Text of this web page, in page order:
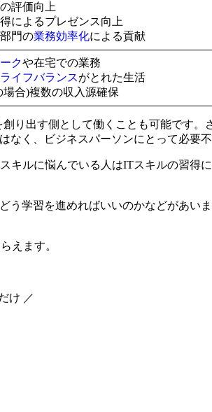
評価向上
得によるプレゼンス向上
門の業務効率化による貢献
クや在宅での業務
イフバランスがとれた生活
場合)複数の収入源確保
り出す側として働くことも可能です。
く、ビジネスパーソンにとって必要
ルに悩んでいる人はITスキルの習得
学習を進めればいいのかなどがあいま
えます。
け ／